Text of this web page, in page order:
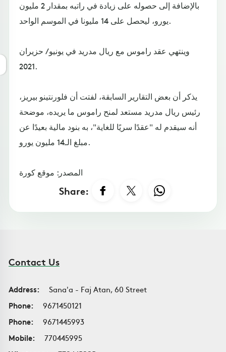
بالإضافة إلى حصوله على زيادة في راتبه بمقدار 2 مليون
يورو، ليحصل على 14 مليونا في الموسم الواحد.
وينتهي عقد راموس مع ريال مدريد في يونيو / حزيران
2021.
يذكر أن بعض التقارير السابقة، لفتت أن فلورنتينو بيريز،
رئيس ريال مدريد مستعد لمنح راموس ما يريده، موضحة
أنه سيقدم له "عقدًا سريًا للغاية"، به بنود مالية بعيدًا عن
مبلغ الـ14 مليون يورو.
المصدر: موقع كورة
Share:
Contact Us
Address:
Sana'a - Faj Atan, 60 Street
Phone:
9671450121
Phone:
9671445993
Mobile:
770445995